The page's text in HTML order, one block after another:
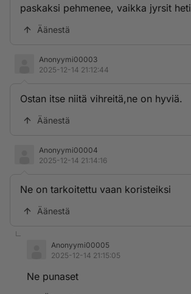
paskaksi pehmenee, vaikka jyrsit
Äänestä
Anonyymi00003
2025-12-14 21:12:44
Ostan itse niitä vihreitä,ne on hyviä.
Äänestä
Anonyymi00004
2025-12-14 21:14:16
Ne on tarkoitettu vaan koristeiksi
Äänestä
Anonyymi00005
2025-12-14 21:15:05
Ne punaset